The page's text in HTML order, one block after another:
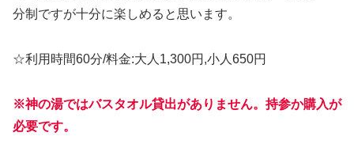
分制ですが十分に楽しめると思います。
☆利用時間60分/料金:大人1,300円,小人650円
※神の湯ではバスタオル貸出がありません。持参か購入が
必要です。